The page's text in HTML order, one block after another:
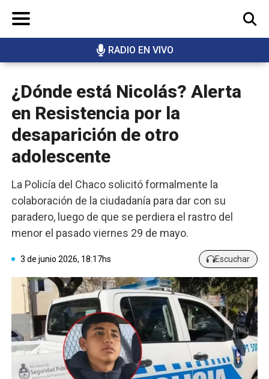
RADIO EN VIVO
BUSCAR
¿Dónde está Nicolás? Alerta
en Resistencia por la
desaparición de otro
adolescente
La Policía del Chaco solicitó formalmente la
colaboración de la ciudadanía para dar con su
paradero, luego de que se perdiera el rastro del
menor el pasado viernes 29 de mayo.
3 de junio 2026, 18:17hs Escuchar